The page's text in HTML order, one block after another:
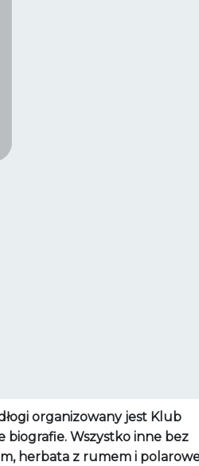
organizowany jest Klub
biografie. Wszystko inne bez
herbata z rumem i